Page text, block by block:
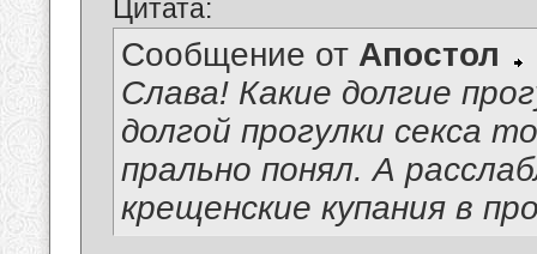
Цитата:
Сообщение от Апостол
Слава! Какие долгие
долгой прогулки секса
прально понял. А
крещенские купания в